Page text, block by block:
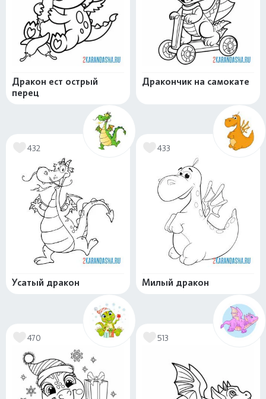
Дракон ест острый
перец
Дракончик на самокате
432
Усатый дракон
433
Милый дракон
470 513